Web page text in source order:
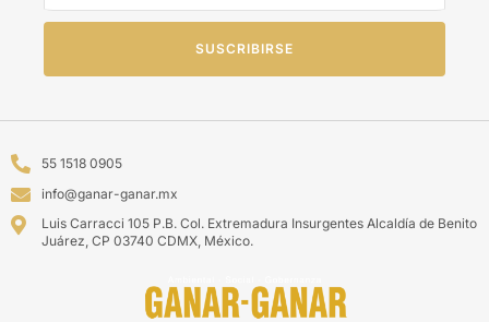
SUSCRIBIRSE
55 1518 0905
info@ganar-ganar.mx
Luis Carracci 105 P.B. Col. Extremadura Insurgentes Alcaldía de Benito
Juárez, CP 03740 CDMX, México.